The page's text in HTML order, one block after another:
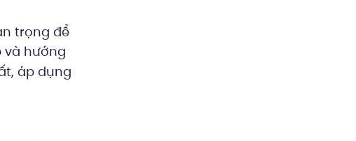
trọng để
và hướng
áp dụng